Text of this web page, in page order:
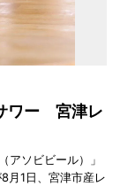
ワー 宮津レ
アソビビール）」
月1日、宮津市産レ